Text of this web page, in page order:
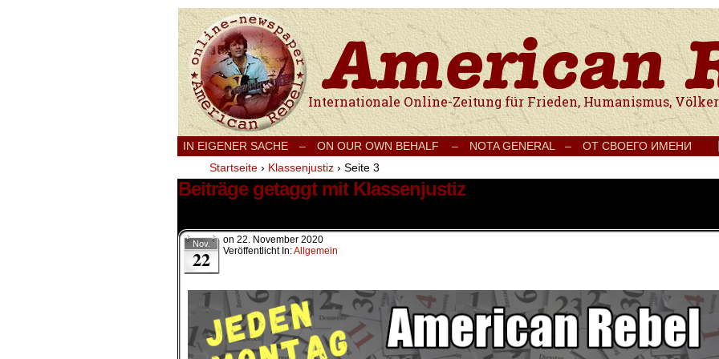
Internationale Onlinezeitung für Frieden, Humanismus, Völkerverständigung und
IN EIGENER SACHE – ON OUR OWN BEHALF – NOTA GENERAL – ОТ СВОЕГО ИМЕНИ
Startseite › Klassenjustiz › Seite 3
Beiträge getaggt mit Klassenjustiz
Nov.
22
on 22. November 2020
Veröffentlicht In:Allgemein